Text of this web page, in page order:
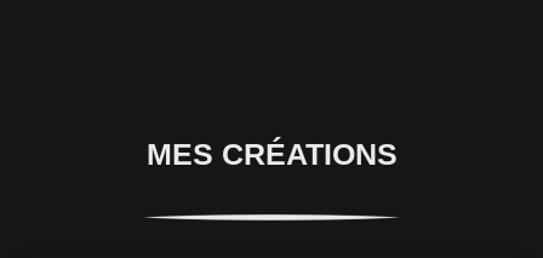
MES CRÉATIONS